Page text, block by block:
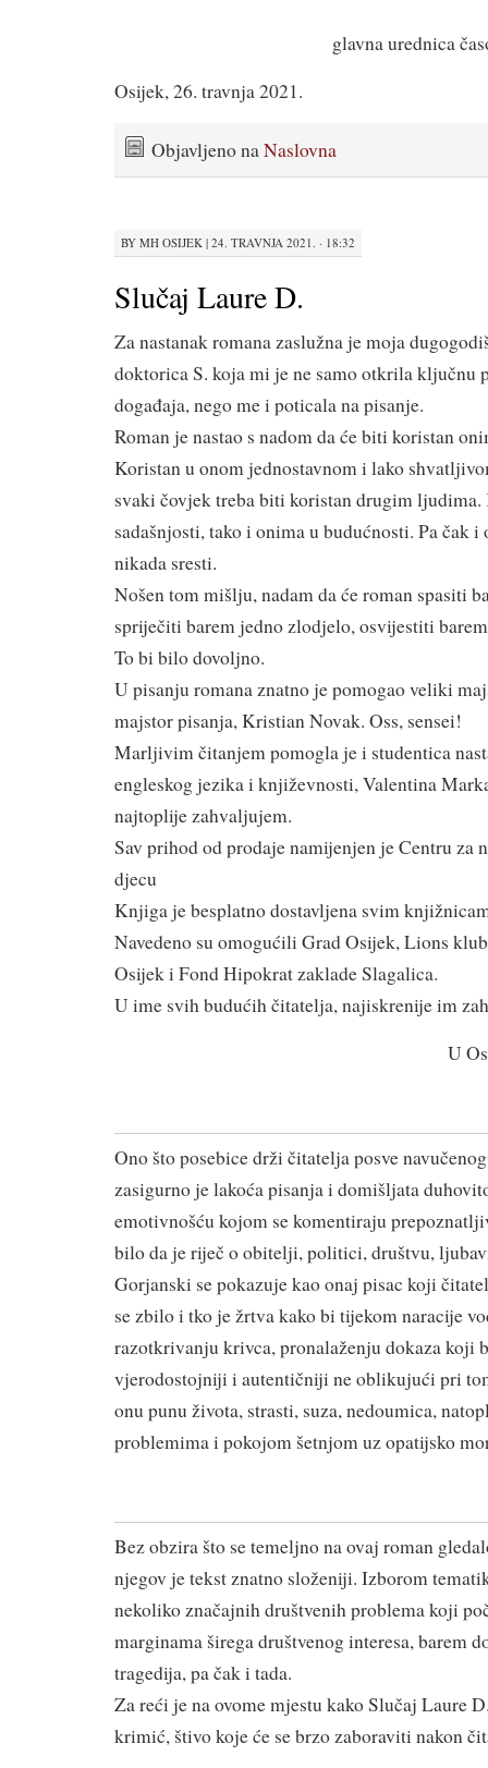
glavna urednica
Osijek, 26. travnja 2021.
Objavljeno naNaslovna
BY MH OSIJEK | 24. TRAVNJA 2021. · 18:32
Slučaj Laure D.
Za nastanak romana zaslužna je moja
doktorica S. koja mi je ne samo otkrila ključnu
događaja, nego me i poticala na pisanje.
Roman je nastao s nadom da će biti koristan
Koristan u onom jednostavnom i lako
svaki čovjek treba biti koristan drugim ljudima.
sadašnjosti, tako i onima u budućnosti. Pa čak i
nikada sresti.
Nošen tom mišlju, nadam da će roman spasiti
spriječiti barem jedno zlodjelo, osvijestiti
To bi bilo dovoljno.
U pisanju romana znatno je pomogao veliki
majstor pisanja, Kristian Novak. Oss, sensei!
Marljivim čitanjem pomogla je i studentica
engleskog jezika i književnosti, Valentina
najtoplije zahvaljujem.
Sav prihod od prodaje namijenjen je Centru za
djecu
Knjiga je besplatno dostavljena svim
Navedeno su omogućili Grad Osijek, Lions
Osijek i Fond Hipokrat zaklade Slagalica.
U ime svih budućih čitatelja, najiskrenije im
U
Ono što posebice drži čitatelja posve
zasigurno je lakoća pisanja i domišljata
emotivnošću kojom se komentiraju
bilo da je riječ o obitelji, politici, društvu,
Gorjanski se pokazuje kao onaj pisac koji
se zbilo i tko je žrtva kako bi tijekom naracije
razotkrivanju krivca, pronalaženju dokaza koji
vjerodostojniji i autentičniji ne oblikujući pri
onu punu života, strasti, suza, nedoumica,
problemima i pokojom šetnjom uz opatijsko
Bez obzira što se temeljno na ovaj roman
njegov je tekst znatno složeniji. Izborom
nekoliko značajnih društvenih problema koji
marginama širega društvenog interesa, barem
tragedija, pa čak i tada.
Za reći je na ovome mjestu kako Slučaj Laure
krimić, štivo koje će se brzo zaboraviti nakon